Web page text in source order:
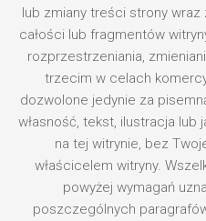
lub zmiany treści strony
całości lub fragmentów
rozprzestrzeniania,
trzecim w celach
dozwolone jedynie za
własność, tekst, ilustracja lub
na tej witrynie, bez
właścicelem witryny.
powyżej wymagań
poszczególnych